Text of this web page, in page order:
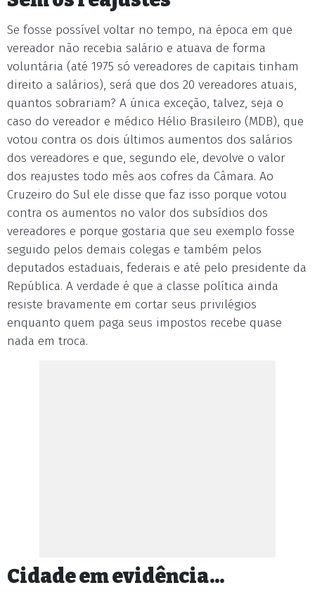
Se fosse possível voltar no tempo, na época em que
vereador não recebia salário e atuava de forma
voluntária (até 1975 só vereadores de capitais tinham
direito a salários), será que dos 20 vereadores atuais,
quantos sobrariam? A única exceção, talvez, seja o
caso do vereador e médico Hélio Brasileiro (MDB), que
votou contra os dois últimos aumentos dos salários
dos vereadores e que, segundo ele, devolve o valor
dos reajustes todo mês aos cofres da Câmara. Ao
Cruzeiro do Sul ele disse que faz isso porque votou
contra os aumentos no valor dos subsídios dos
vereadores e porque gostaria que seu exemplo fosse
seguido pelos demais colegas e também pelos
deputados estaduais, federais e até pelo presidente da
República. A verdade é que a classe política ainda
resiste bravamente em cortar seus privilégios
enquanto quem paga seus impostos recebe quase
nada em troca.
Cidade em evidência...